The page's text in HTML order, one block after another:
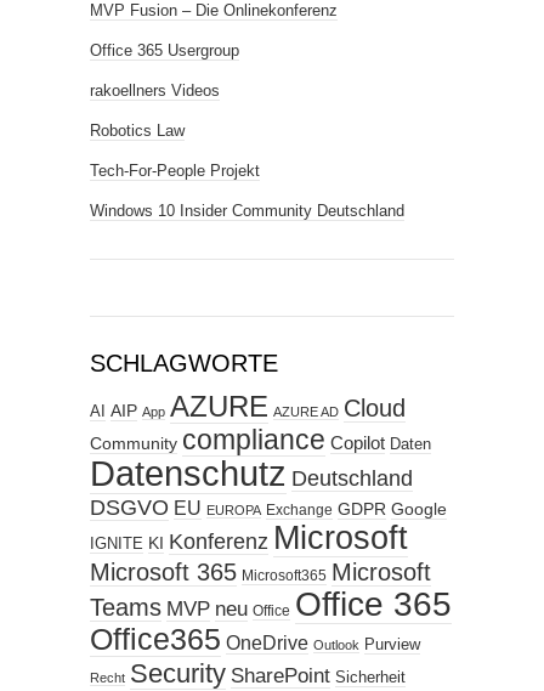
MVP Fusion – Die Onlinekonferenz
Office 365 Usergroup
rakoellners Videos
Robotics Law
Tech-For-People Projekt
Windows 10 Insider Community Deutschland
SCHLAGWORTE
AI AIP App AZURE AZURE AD Cloud
Community compliance Copilot Daten
Datenschutz Deutschland
DSGVO EU EUROPA Exchange GDPR Google
IGNITE KI Konferenz Microsoft
Microsoft 365 Microsoft365 Microsoft
Teams MVP neu Office Office 365
Office365 OneDrive Outlook Purview
Recht Security SharePoint Sicherheit